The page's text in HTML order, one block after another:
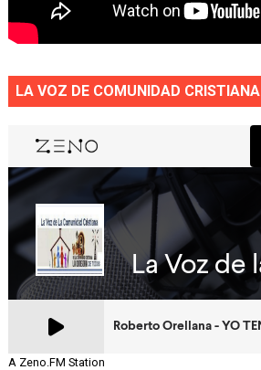
LA VOZ DE COMUNIDAD CRISTIANA
A Zeno.FM Station